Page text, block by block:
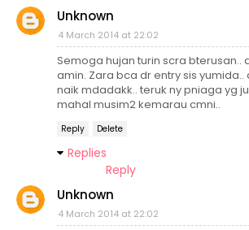
Unknown
4 March 2014 at 22:02
Semoga hujan turin scra bterusan..
amin. Zara bca dr entry sis
naik mdadakk.. teruk ny pniaga yg
mahal musim2 kemarau cmni..
Reply Delete
Replies
Reply
Unknown
4 March 2014 at 22:02